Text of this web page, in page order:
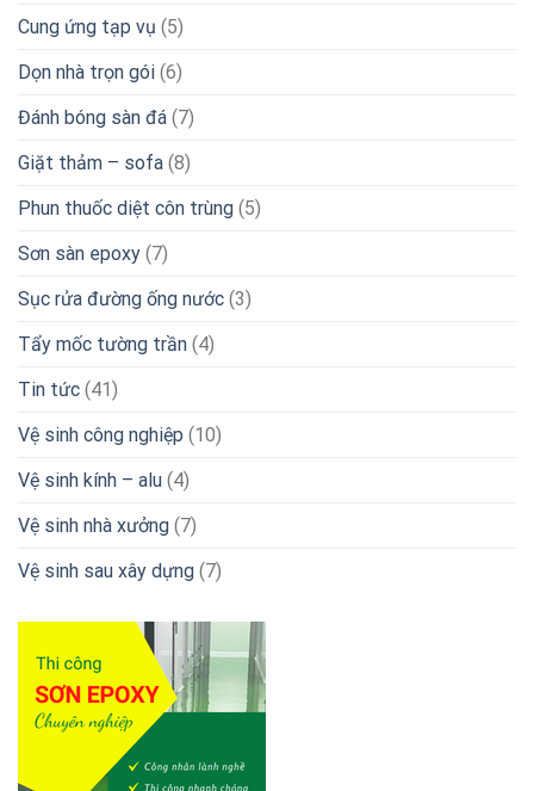
Cung ứng tạp vụ (5)
Dọn nhà trọn gói (6)
Đánh bóng sàn đá (7)
Giặt thảm – sofa (8)
Phun thuốc diệt côn trùng (5)
Sơn sàn epoxy (7)
Sục rửa đường ống nước (3)
Tẩy mốc tường trần (4)
Tin tức (41)
Vệ sinh công nghiệp (10)
Vệ sinh kính – alu (4)
Vệ sinh nhà xưởng (7)
Vệ sinh sau xây dựng (7)